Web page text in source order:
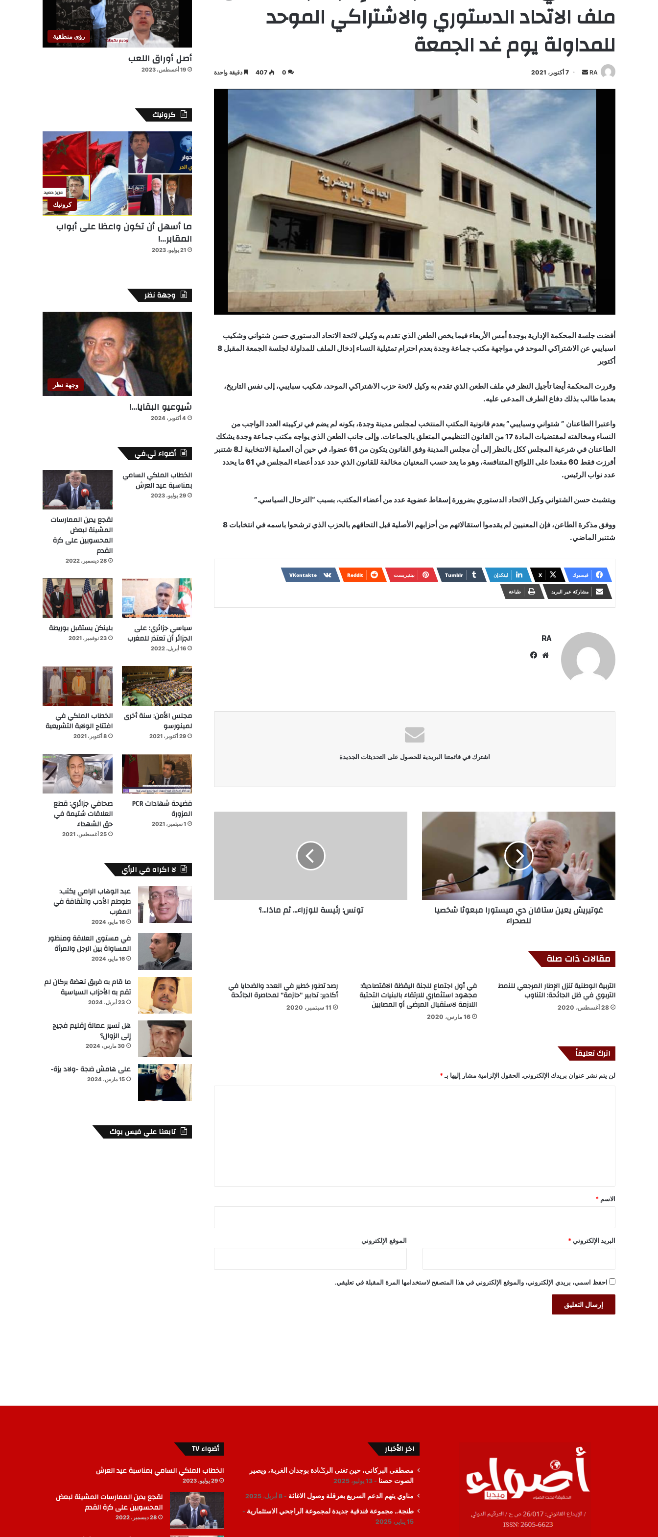
ملف الاتحاد الدستوري والاشتراكي الموحد
للمداولة يوم غد الجمعة
RA
أرسل 7 أكتوبر، 2021 0
407 دقيقة واحدة
أفضت جلسة المحكمة الإدارية بوجدة أمس الأربعاء فيما يخص الطعن الذي تقدم به وكيلي لائحة الاتحاد الدستوري حسن شتواني وشكيب
اسبايبي عن الاشتراكي الموحد في مواجهة مكتب جماعة وجدة بعدم احترام تمثيلية النساء إدخال الملف للمداولة لجلسة الجمعة المقبل 8
أكتوبر
وقررت المحكمة أيضا تأجيل النظر في ملف الطعن الذي تقدم به وكيل لائحة حزب الاشتراكي الموحد، شكيب سبايبي، إلى نفس التاريخ،
بعدما طالب بذلك دفاع الطرف المدعى عليه.
واعتبرا الطاعنان ” شتواني وسبايبي” بعدم قانونية المكتب المنتخب لمجلس مدينة وجدة، بكونه لم يضم في تركيبته العدد الواجب من
النساء ومخالفته لمقتضيات المادة 17 من القانون التنظيمي المتعلق بالجماعات. وإلى جانب الطعن الذي يواجه مكتب جماعة وجدة يشكك
الطاعنان في شرعية المجلس ككل بالنظر إلى أن مجلس المدينة وفق القانون يتكون من 61 عضوا، في حين أن العملية الانتخابية لـ8 شتنبر
أفرزت فقط 60 مقعدا على اللوائح المتنافسة، وهو ما يعد حسب المعنيان مخالفة للقانون الذي حدد عدد أعضاء المجلس في 61 ما يحدد
عدد نواب الرئيس.
ويتشبث حسن الشتواني وكيل الاتحاد الدستوري بضرورة إسقاط عضوية عدد من أعضاء المكتب، بسبب “الترحال السياسي.”
ووفق مذكرة الطاعن، فإن المعنيين لم يقدموا استقالاتهم من أحزابهم الأصلية قبل التحاقهم بالحزب الذي ترشحوا باسمه في انتخابات 8
شتنبر الماضي.
فيسبوك X لينكدإن بينتيريست
مشاركة عبر البريد طباعة
RA
موقع
اشترك في قائمتنا البريدية للحصول على التحديثات الجديدة
غوتيريش يعين ستافان دي ميستورا مبعوثا شخصيا
للصحراء
تونس: رئيسة للوزراء... ثم ماذا...؟
مقالات ذات صلة
التربية الوطنية تنزل الإطار المرجعي للنمط
التربوي في ظل الجائحة: التناوب
28 أغسطس، 2020
في أول اجتماع للجنة اليقظة الاقتصادية:
مجهود استثماري للارتقاء بالبنيات التحتية
اللازمة لاستقبال المرضى أو المصابين
16 مارس، 2020
رصد تطور خطير في العدد والضحايا في
أكادير: تدابير “حازمة” لمحاصرة الجائحة
11 سبتمبر، 2020
اترك تعليقاً
لن يتم نشر عنوان بريدك الإلكتروني. الحقول الإلزامية مشار إليها بـ *
*
الاسم *
البريد الإلكتروني * الموقع الإلكتروني
احفظ اسمي، بريدي الإلكتروني، والموقع الإلكتروني في هذا المتصفح لاستخدامها المرة المقبلة في تعليقي.
رؤى منطقية
أصل أوراق اللعب
19 أغسطس، 2023
كرونيك
كرونيك
ما أسهل أن تكون واعظا على أبواب
المقابر…!
21 يوليو، 2023
وجهة نظر
وجهة نظر
شيوعيو البقايا…!
4 أكتوبر، 2024
أضواء تي.في
الخطاب الملكي السامي
بمناسبة عيد العرش
29 يوليو، 2023
لقجع يدين الممارسات
المشينة لبعض
المحسوبين على كرة
القدم
28 ديسمبر، 2022
سياسي جزائري: على
الجزائر أن تعتذر للمغرب
16 أبريل، 2022
بلينكن يستقبل بوريطة
23 نوفمبر، 2021
مجلس الأمن: سنة أخرى
لمينورسو
29 أكتوبر، 2021
الخطاب الملكي في
افتتاح الولاية التشريعية
8 أكتوبر، 2021
فضيحة شهادات PCR
المزورة
1 سبتمبر، 2021
صحافي جزائري: قطع
العلاقات شتيمة في
حق الشهداء
25 أغسطس، 2021
لا اكراه في الرأي
عبد الوهاب الرامي يكتب:
طوطم الأدب والثقافة في
المغرب
16 مايو، 2024
في مستوى العلاقة ومنظور
المساواة بين الرجل والمرأة
16 مايو، 2024
ما قام به فريق نهضة بركان لم
تقم به الأحزاب السياسية
23 أبريل، 2024
هل تسير عمالة إقليم فجيج
إلى الزوال؟
30 مارس، 2024
على هامش ضجة -ولاد يزة-
15 مارس، 2024
تابعنا علي فيس بوك
اخر الأخبار
مصطفى البركاني، حين تغنى الرݣادة بوجدان الغربة، ويصير
الصوت حصنا
13 يوليو، 2025
مناوي يتهم الدعم السريع بعرقلة وصول الاغاثة 8 أبريل، 2025
طنجة.. مجموعة فندقية جديدة لمجموعة الراجحي الاستثمارية
15 يناير، 2025
أضواء TV
الخطاب الملكي السامي بمناسبة عيد العرش
29 يوليو، 2023
لقجع يدين الممارسات المشينة لبعض
المحسوبين على كرة القدم
28 ديسمبر، 2022